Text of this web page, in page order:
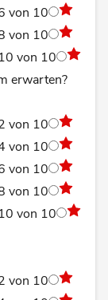
von 10
von 10
von 10
erwarten?
von 10
von 10
von 10
von 10
von 10
von 10